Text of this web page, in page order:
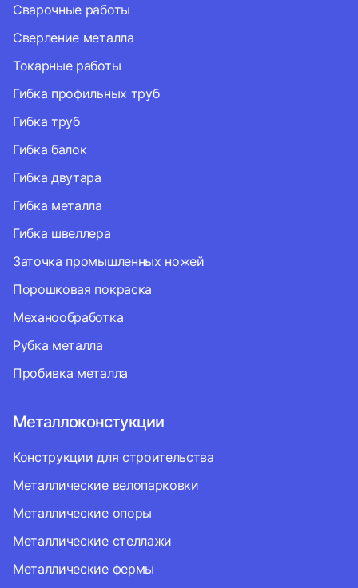
Сварочные работы
Сверление металла
Токарные работы
Гибка профильных труб
Гибка труб
Гибка балок
Гибка двутара
Гибка металла
Гибка швеллера
Заточка промышленных ножей
Порошковая покраска
Механообработка
Рубка металла
Пробивка металла
Металлоконстукции
Конструкции для строительства
Металлические велопарковки
Металлические опоры
Металлические стеллажи
Металлические фермы